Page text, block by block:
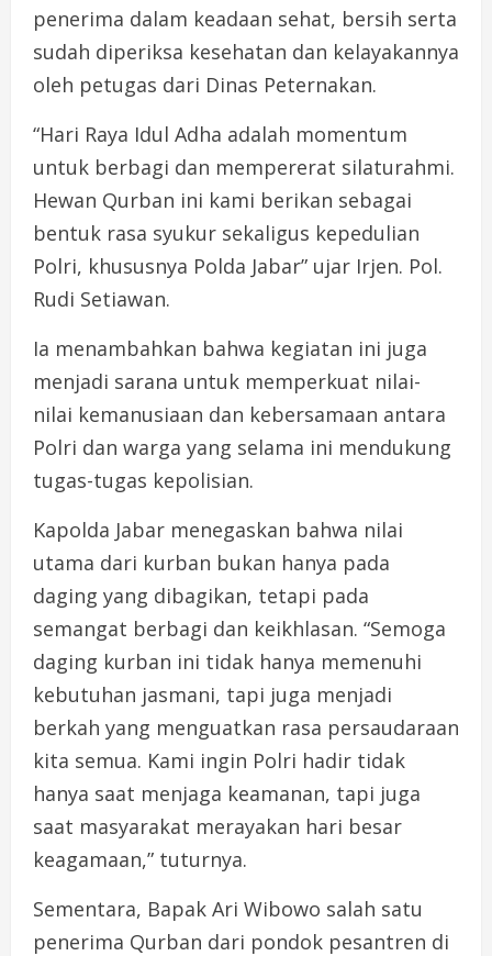
penerima dalam keadaan sehat, bersih serta
sudah diperiksa kesehatan dan kelayakannya
oleh petugas dari Dinas Peternakan.
“Hari Raya Idul Adha adalah momentum
untuk berbagi dan mempererat silaturahmi.
Hewan Qurban ini kami berikan sebagai
bentuk rasa syukur sekaligus kepedulian
Polri, khususnya Polda Jabar” ujar Irjen. Pol.
Rudi Setiawan.
Ia menambahkan bahwa kegiatan ini juga
menjadi sarana untuk memperkuat nilai-
nilai kemanusiaan dan kebersamaan antara
Polri dan warga yang selama ini mendukung
tugas-tugas kepolisian.
Kapolda Jabar menegaskan bahwa nilai
utama dari kurban bukan hanya pada
daging yang dibagikan, tetapi pada
semangat berbagi dan keikhlasan. “Semoga
daging kurban ini tidak hanya memenuhi
kebutuhan jasmani, tapi juga menjadi
berkah yang menguatkan rasa persaudaraan
kita semua. Kami ingin Polri hadir tidak
hanya saat menjaga keamanan, tapi juga
saat masyarakat merayakan hari besar
keagamaan,” tuturnya.
Sementara, Bapak Ari Wibowo salah satu
penerima Qurban dari pondok pesantren di